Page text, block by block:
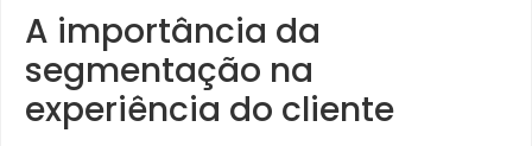
A importância da
segmentação na
experiência do cliente